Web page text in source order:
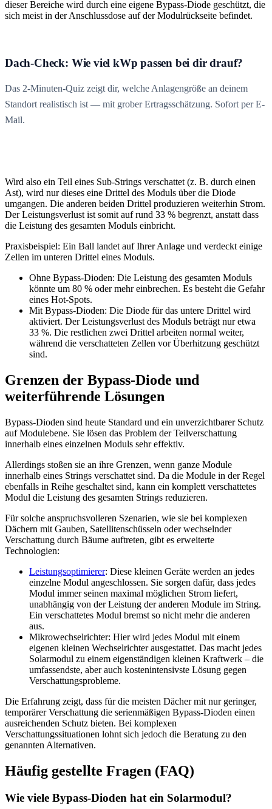
dieser Bereiche wird durch eine eigene Bypass-Diode geschützt, die
sich meist in der Anschlussdose auf der Modulrückseite befindet.
Dach-Check: Wie viel kWp passen bei dir drauf?
Das 2-Minuten-Quiz zeigt dir, welche Anlagengröße an deinem
Standort realistisch ist — mit grober Ertragsschätzung. Sofort per E-
Mail.
Wird also ein Teil eines Sub-Strings verschattet (z. B. durch einen
Ast), wird nur dieses eine Drittel des Moduls über die Diode
umgangen. Die anderen beiden Drittel produzieren weiterhin Strom.
Der Leistungsverlust ist somit auf rund 33 % begrenzt, anstatt dass
die Leistung des gesamten Moduls einbricht.
Praxisbeispiel: Ein Ball landet auf Ihrer Anlage und verdeckt einige
Zellen im unteren Drittel eines Moduls.
Ohne Bypass-Dioden: Die Leistung des gesamten Moduls
könnte um 80 % oder mehr einbrechen. Es besteht die Gefahr
eines Hot-Spots.
Mit Bypass-Dioden: Die Diode für das untere Drittel wird
aktiviert. Der Leistungsverlust des Moduls beträgt nur etwa
33 %. Die restlichen zwei Drittel arbeiten normal weiter,
während die verschatteten Zellen vor Überhitzung geschützt
sind.
Grenzen der Bypass-Diode und
weiterführende Lösungen
Bypass-Dioden sind heute Standard und ein unverzichtbarer Schutz
auf Modulebene. Sie lösen das Problem der Teilverschattung
innerhalb eines einzelnen Moduls sehr effektiv.
Allerdings stoßen sie an ihre Grenzen, wenn ganze Module
innerhalb eines Strings verschattet sind. Da die Module in der Regel
ebenfalls in Reihe geschaltet sind, kann ein komplett verschattetes
Modul die Leistung des gesamten Strings reduzieren.
Für solche anspruchsvolleren Szenarien, wie sie bei komplexen
Dächern mit Gauben, Satellitenschüsseln oder wechselnder
Verschattung durch Bäume auftreten, gibt es erweiterte
Technologien:
Leistungsoptimierer: Diese kleinen Geräte werden an jedes
einzelne Modul angeschlossen. Sie sorgen dafür, dass jedes
Modul immer seinen maximal möglichen Strom liefert,
unabhängig von der Leistung der anderen Module im String.
Ein verschattetes Modul bremst so nicht mehr die anderen
aus.
Mikrowechselrichter: Hier wird jedes Modul mit einem
eigenen kleinen Wechselrichter ausgestattet. Das macht jedes
Solarmodul zu einem eigenständigen kleinen Kraftwerk – die
umfassendste, aber auch kostenintensivste Lösung gegen
Verschattungsprobleme.
Die Erfahrung zeigt, dass für die meisten Dächer mit nur geringer,
temporärer Verschattung die serienmäßigen Bypass-Dioden einen
ausreichenden Schutz bieten. Bei komplexen
Verschattungssituationen lohnt sich jedoch die Beratung zu den
genannten Alternativen.
Häufig gestellte Fragen (FAQ)
Wie viele Bypass-Dioden hat ein Solarmodul?